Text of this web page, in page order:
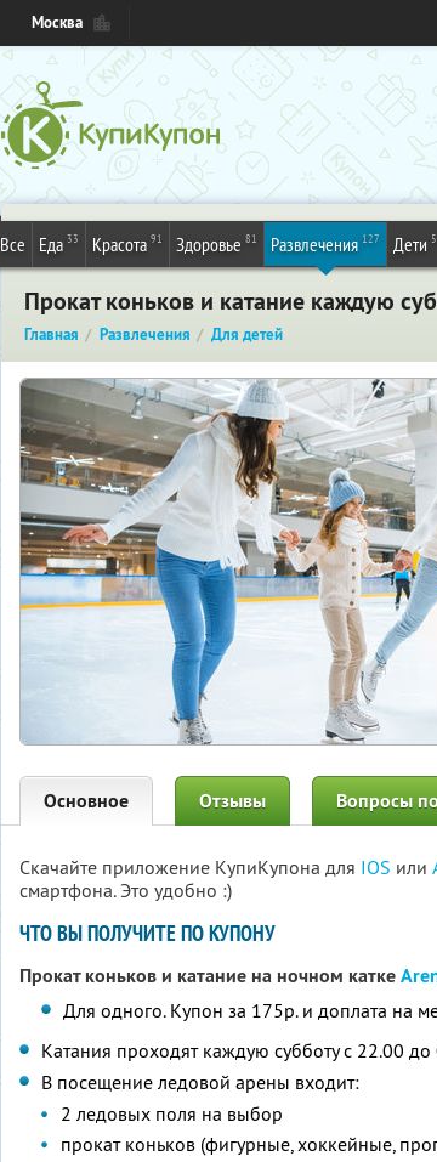
Москва
Все Еда 33 Красота 91 Здоровье 81 Развлечения 127 Дети
Прокат коньков и катание каждую
Главная Развлечения Для детей
Основное Отзывы Вопросы
Скачайте приложение КупиКупона для IOS или
смартфона. Это удобно :)
ЧТО ВЫ ПОЛУЧИТЕ ПО КУПОНУ
Прокат коньков и катание на ночном катке
Для одного. Купон за 175р. и доплата на
Катания проходят каждую субботу с 22.00 до
В посещение ледовой арены входит:
2 ледовых поля на выбор
прокат коньков (фигурные, хоккейные,